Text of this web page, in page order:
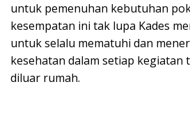
untuk pemenuhan kebutuhan
kesempatan ini tak lupa Kades
untuk selalu mematuhi dan
kesehatan dalam setiap kegiatan
diluar rumah.